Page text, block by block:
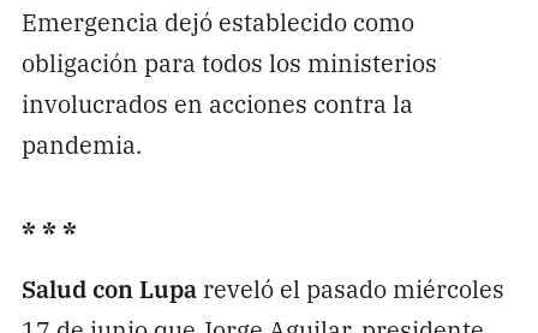
Emergencia dejó establecido como
obligación para todos los ministerios
involucrados en acciones contra la
pandemia.
* * *
Salud con Lupareveló el pasado miércoles